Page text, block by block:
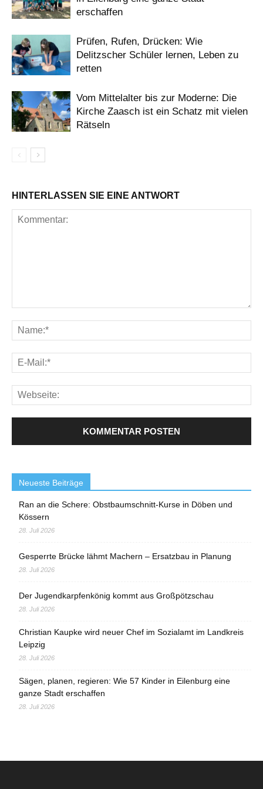
erschaffen
Prüfen, Rufen, Drücken: Wie
Delitzscher Schüler lernen, Leben zu
retten
Vom Mittelalter bis zur Moderne: Die
Kirche Zaasch ist ein Schatz mit vielen
Rätseln
HINTERLASSEN SIE EINE ANTWORT
Neueste Beiträge
Ran an die Schere: Obstbaumschnitt-Kurse in Döben und
Kössern
28. Juli 2026
Gesperrte Brücke lähmt Machern – Ersatzbau in Planung
28. Juli 2026
Der Jugendkarpfenkönig kommt aus Großpötzschau
28. Juli 2026
Christian Kaupke wird neuer Chef im Sozialamt im Landkreis
Leipzig
28. Juli 2026
Sägen, planen, regieren: Wie 57 Kinder in Eilenburg eine
ganze Stadt erschaffen
28. Juli 2026